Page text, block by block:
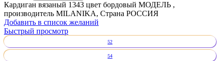
Кардиган вязаный 1343 цвет бордовый МОДЕЛЬ ,
производитель MILANIKA, Страна РОССИЯ
Добавить в список желаний
Быстрый просмотр
52
54